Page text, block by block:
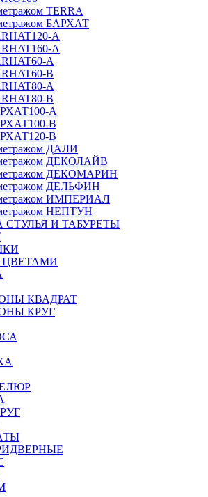
TERRA
БАРХАТ
A
A
A
B
A
B
A
B
B
ДАЛИ
ДЕКОЛАЙВ
ДЕКОМАРИН
ДЕЛЬФИН
ИМПЕРИАЛ
НЕПТУН
И ТАБУРЕТЫ
ЦВЕТАМИ
КВАДРАТ
КРУГ